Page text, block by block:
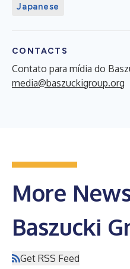
Japanese
CONTACTS
Contato para mídia do
media@baszuckigroup.org
More
Baszucki
Get RSS Feed